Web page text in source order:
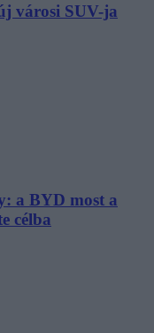
városi SUV-ja
a BYD most a
célba